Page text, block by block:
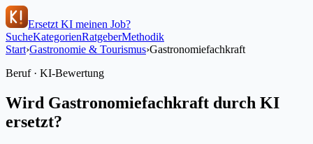
Ersetzt KI meinen Job?
SucheKategorienRatgeberMethodik
Start›Gastronomie & Tourismus›Gastronomiefachkraft
Beruf · KI-Bewertung
Wird Gastronomiefachkraft durch KI
ersetzt?